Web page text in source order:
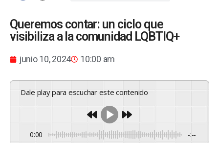
Queremos contar: un ciclo que
visibiliza a la comunidad LQBTIQ+
junio 10, 2024 10:00 am
Dale play para escuchar este contenido
0:00 -:--